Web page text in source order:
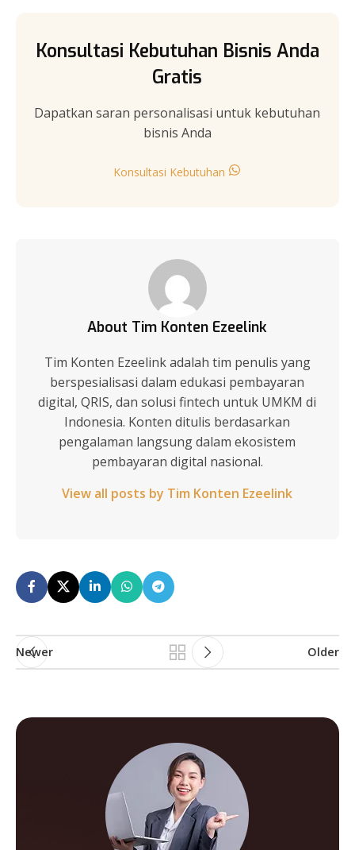
Konsultasi Kebutuhan Bisnis Anda
Gratis
Dapatkan saran personalisasi untuk kebutuhan
bisnis Anda
Konsultasi Kebutuhan
About Tim Konten Ezeelink
Tim Konten Ezeelink adalah tim penulis yang
berspesialisasi dalam edukasi pembayaran
digital, QRIS, dan solusi fintech untuk UMKM di
Indonesia. Konten ditulis berdasarkan
pengalaman langsung dalam ekosistem
pembayaran digital nasional.
View all posts by Tim Konten Ezeelink
Newer Older